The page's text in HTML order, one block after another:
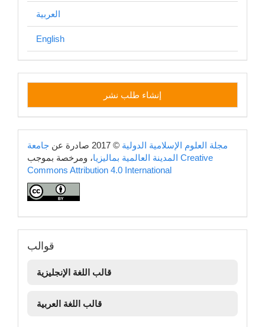
العربية
English
إنشاء
طلب
نشر
إنشاء طلب نشر
copyright مجلة العلوم الإسلامية الدولية © 2017 صادرة عن
جامعة
المدينة العالمية بماليزيا Creative
Commons Attribution 4.0 International
قوالب
قوالب
قالب اللغة الإنجليزية
قالب اللغة العربية